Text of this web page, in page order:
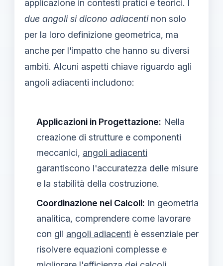
applicazione in contesti pratici e teorici. I
due angoli si dicono adiacentinon solo
per la loro definizione geometrica, ma
anche per l'impatto che hanno su diversi
ambiti. Alcuni aspetti chiave riguardo agli
angoli adiacenti includono:
Applicazioni in Progettazione: Nella
creazione di strutture e componenti
meccanici, angoli adiacenti
garantiscono l'accuratezza delle misure
e la stabilità della costruzione.
Coordinazione nei Calcoli: In geometria
analitica, comprendere come lavorare
con gli angoli adiacenti è essenziale per
risolvere equazioni complesse e